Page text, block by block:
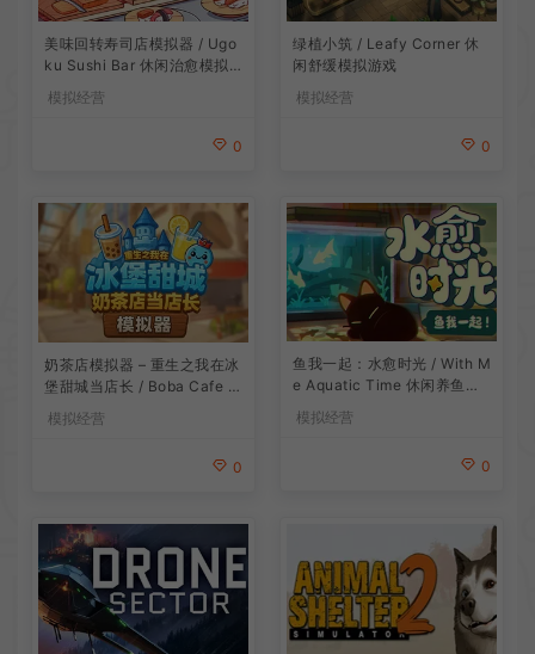
美味回转寿司店模拟器 / Ugo
ku Sushi Bar 休闲治愈模拟
模拟经营
0
绿植小筑 / Leafy Corner 休
闲舒缓模拟游戏
模拟经营
0
奶茶店模拟器 – 重生之我在冰
堡甜城当店长 / Boba Cafe Si
mulator 模拟经营游戏
模拟经营
0
鱼我一起：水愈时光 / With M
e Aquatic Time 休闲养鱼游
戏
模拟经营
0